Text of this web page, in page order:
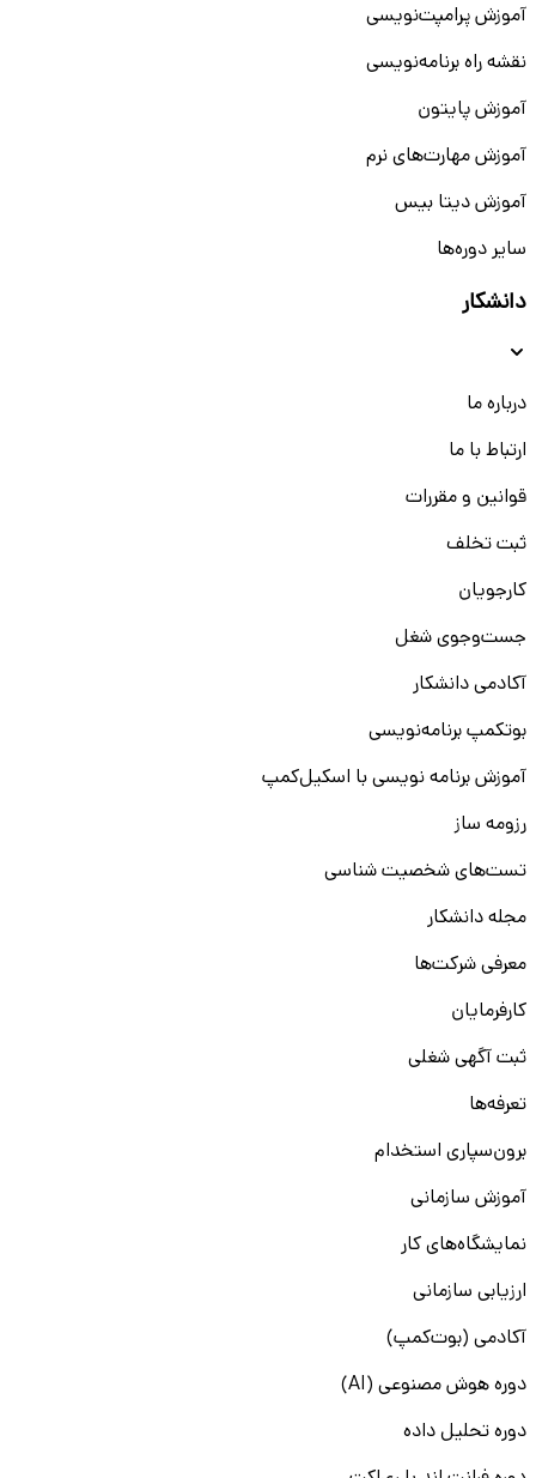
آموزش پرامپت‌نویسی
نقشه راه برنامه‌نویسی
آموزش پایتون
آموزش مهارت‌های نرم
آموزش دیتا بیس
سایر دوره‌ها
دانشکار
درباره ما
ارتباط با ما
قوانین و مقررات
ثبت تخلف
کارجویان
جست‌و‌جوی شغل
آکادمی دانشکار
بوتکمپ برنامه‌نویسی
آموزش برنامه نویسی با اسکیل‌کمپ
رزومه ساز
تست‌های شخصیت شناسی
مجله دانشکار
معرفی شرکت‌ها
کارفرمایان
ثبت آگهی شغلی
تعرفه‌ها
برون‌سپاری استخدام
آموزش سازمانی
نمایشگاه‌های کار
ارزیابی سازمانی
آکادمی (بوت‌کمپ)
دوره هوش مصنوعی (AI)
دوره تحلیل داده